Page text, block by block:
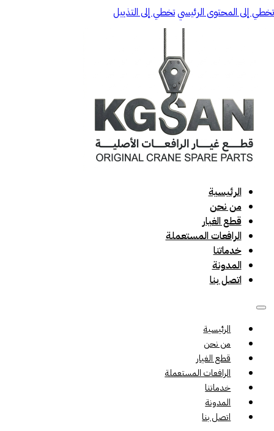
تخطي إلى المحتوى الرئيسيتخطي إلى التذييل
الرئيسية
من نحن
قطع الغيار
الرافعات المستعملة
خدماتنا
المدونة
اتصل بنا
الرئيسية
من نحن
قطع الغيار
الرافعات المستعملة
خدماتنا
المدونة
اتصل بنا